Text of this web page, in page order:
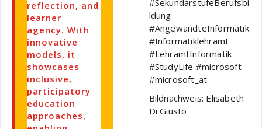
reflection, and
learner
agency. With
innovative
models, it
showcases
inclusive,
participatory
education
approaches,
#SekundarstufeBerufsbi
ldung
#AngewandteInformatik
#Informatiklehramt
#LehramtInformatik
#StudyLife #microsoft
#microsoft_at
Bildnachweis: Elisabeth
Di Giusto